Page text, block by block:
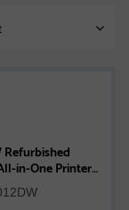
Refurbished
in-One Printer
Option